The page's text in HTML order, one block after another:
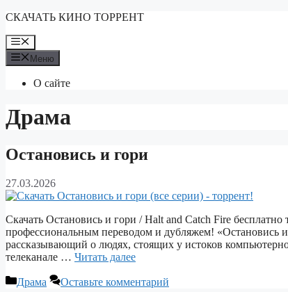
Перейти
содержимому
СКАЧАТЬ КИНО ТОРРЕНТ
Меню
Меню
О сайте
Драма
Остановись и гори
27.03.2026
Скачать Остановись и гори / Halt and Catch Fire
профессиональным переводом и дубляжем! «Остановись
рассказывающий о людях, стоящих у истоков
телеканале … Читать далее
Рубрики
Драма Оставьте комментарий